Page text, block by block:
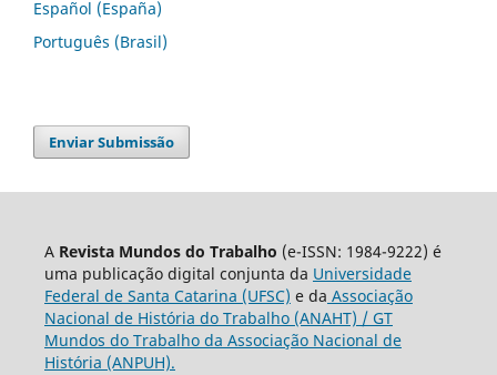
Español (España)
Português (Brasil)
Enviar Submissão
A Revista Mundos do Trabalho (e-ISSN: 1984-9222) é
uma publicação digital conjunta da Universidade
Federal de Santa Catarina (UFSC) e da Associação
Nacional de História do Trabalho (ANAHT) / GT
Mundos do Trabalho da Associação Nacional de
História (ANPUH).